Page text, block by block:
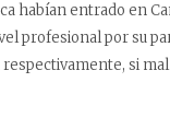
habían entrado en
profesional por su
si